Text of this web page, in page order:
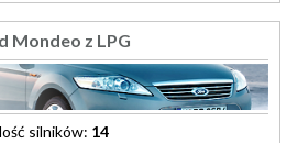
Mondeo z LPG
silników: 14